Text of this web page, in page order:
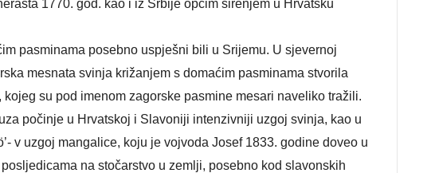
1770. god. kao i iz Srbije općim širenjem u Hrvatsku
pasminama posebno uspješni bili u Srijemu. U sjevernoj
mesnata svinja križanjem s domaćim pasminama stvorila
su pod imenom zagorske pasmine mesari naveliko tražili.
počinje u Hrvatskoj i Slavoniji intenzivniji uzgoj svinja, kao u
v uzgoj mangalice, koju je vojvoda Josef 1833. godine doveo u
na stočarstvo u zemlji, posebno kod slavonskih